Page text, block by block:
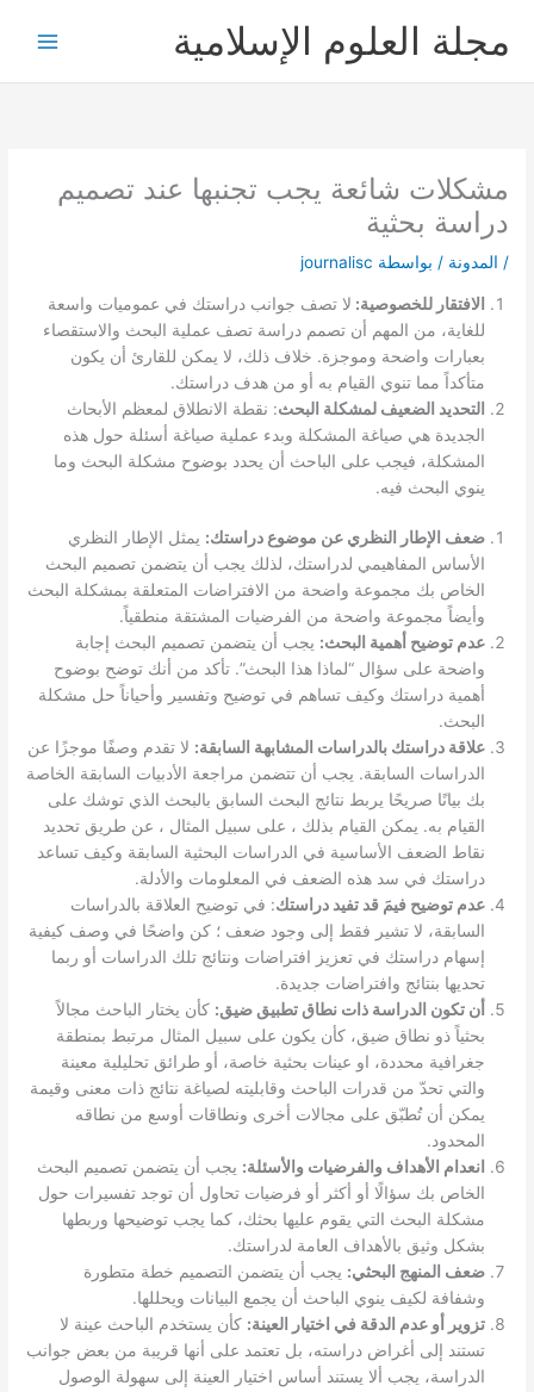
مجلة العلوم الإسلامية
مشكلات شائعة يجب تجنبها عند تصميم
دراسة بحثية
/ المدونة / بواسطة journalisc
الافتقار للخصوصية: لا تصف جوانب دراستك في عموميات واسعة
للغاية، من المهم أن تصمم دراسة تصف عملية البحث والاستقصاء
بعبارات واضحة وموجزة. خلاف ذلك، لا يمكن للقارئ أن يكون
متأكداً مما تنوي القيام به أو من هدف دراستك.
التحديد الضعيف لمشكلة البحث: نقطة الانطلاق لمعظم الأبحاث
الجديدة هي صياغة المشكلة وبدء عملية صياغة أسئلة حول هذه
المشكلة، فيجب على الباحث أن يحدد بوضوح مشكلة البحث وما
ينوي البحث فيه.
ضعف الإطار النظري عن موضوع دراستك: يمثل الإطار النظري
الأساس المفاهيمي لدراستك، لذلك يجب أن يتضمن تصميم البحث
الخاص بك مجموعة واضحة من الافتراضات المتعلقة بمشكلة البحث
وأيضاً مجموعة واضحة من الفرضيات المشتقة منطقياً.
عدم توضيح أهمية البحث: يجب أن يتضمن تصميم البحث إجابة
واضحة على سؤال “لماذا هذا البحث”. تأكد من أنك توضح بوضوح
أهمية دراستك وكيف تساهم في توضيح وتفسير وأحياناً حل مشكلة
البحث.
علاقة دراستك بالدراسات المشابهة السابقة: لا تقدم وصفًا موجزًا ​​عن
الدراسات السابقة. يجب أن تتضمن مراجعة الأدبيات السابقة الخاصة
بك بيانًا صريحًا يربط نتائج البحث السابق بالبحث الذي توشك على
القيام به. يمكن القيام بذلك ، على سبيل المثال ، عن طريق تحديد
نقاط الضعف الأساسية في الدراسات البحثية السابقة وكيف تساعد
دراستك في سد هذه الضعف في المعلومات والأدلة.
عدم توضيح فيمَ قد تفيد دراستك: في توضيح العلاقة بالدراسات
السابقة، لا تشير فقط إلى وجود ضعف ؛ كن واضحًا في وصف كيفية
إسهام دراستك في تعزيز افتراضات ونتائج تلك الدراسات أو ربما
تحديها بنتائج وافتراضات جديدة.
أن تكون الدراسة ذات نطاق تطبيق ضيق: كأن يختار الباحث مجالاً
بحثياً ذو نطاق ضيق، كأن يكون على سبيل المثال مرتبط بمنطقة
جغرافية محددة، او عينات بحثية خاصة، أو طرائق تحليلية معينة
والتي تحدّ من قدرات الباحث وقابليته لصياغة نتائج ذات معنى وقيمة
يمكن أن تُطبّق على مجالات أخرى ونطاقات أوسع من نطاقه
المحدود.
انعدام الأهداف والفرضيات والأسئلة: يجب أن يتضمن تصميم البحث
الخاص بك سؤالًا أو أكثر أو فرضيات تحاول أن توجد تفسيرات حول
مشكلة البحث التي يقوم عليها بحثك، كما يجب توضيحها وربطها
بشكل وثيق بالأهداف العامة لدراستك.
ضعف المنهج البحثي: يجب أن يتضمن التصميم خطة متطورة
وشفافة لكيف ينوي الباحث أن يجمع البيانات ويحللها.
تزوير أو عدم الدقة في اختيار العينة: كأن يستخدم الباحث عينة لا
تستند إلى أغراض دراسته، بل تعتمد على أنها قريبة من بعض جوانب
الدراسة، يجب ألا يستند أساس اختيار العينة إلى سهولة الوصول